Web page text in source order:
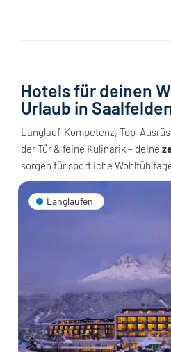
Hotels für deinen
Urlaub in
Langlauf-Kompetenz, Top-
der Tür & feine Kulinarik – deine
sorgen für sportliche
Langlaufen